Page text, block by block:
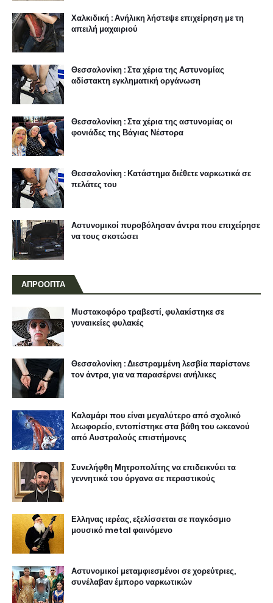
Χαλκιδική : Ανήλικη λήστεψε επιχείρηση με τη
απειλή μαχαιριού
Θεσσαλονίκη : Στα χέρια της Αστυνομίας
αδίστακτη εγκληματική οργάνωση
Θεσσαλονίκη : Στα χέρια της αστυνομίας οι
φονιάδες της Βάγιας Νέστορα
Θεσσαλονίκη : Κατάστημα διέθετε ναρκωτικά σε
πελάτες του
Αστυνομικοί πυροβόλησαν άντρα που επιχείρησε
να τους σκοτώσει
ΑΠΡΟΟΠΤΑ
Μυστακοφόρο τραβεστί, φυλακίστηκε σε
γυναικείες φυλακές
Θεσσαλονίκη : Διεστραμμένη λεσβία παρίστανε
τον άντρα, για να παρασέρνει ανήλικες
Καλαμάρι που είναι μεγαλύτερο από σχολικό
λεωφορείο, εντοπίστηκε στα βάθη του ωκεανού
από Αυστραλούς επιστήμονες
Συνελήφθη Μητροπολίτης να επιδεικνύει τα
γεννητικά του όργανα σε περαστικούς
Ελληνας ιερέας, εξελίσσεται σε παγκόσμιο
μουσικό metal φαινόμενο
Αστυνομικοί μεταμφιεσμένοι σε χορεύτριες,
συνέλαβαν έμπορο ναρκωτικών